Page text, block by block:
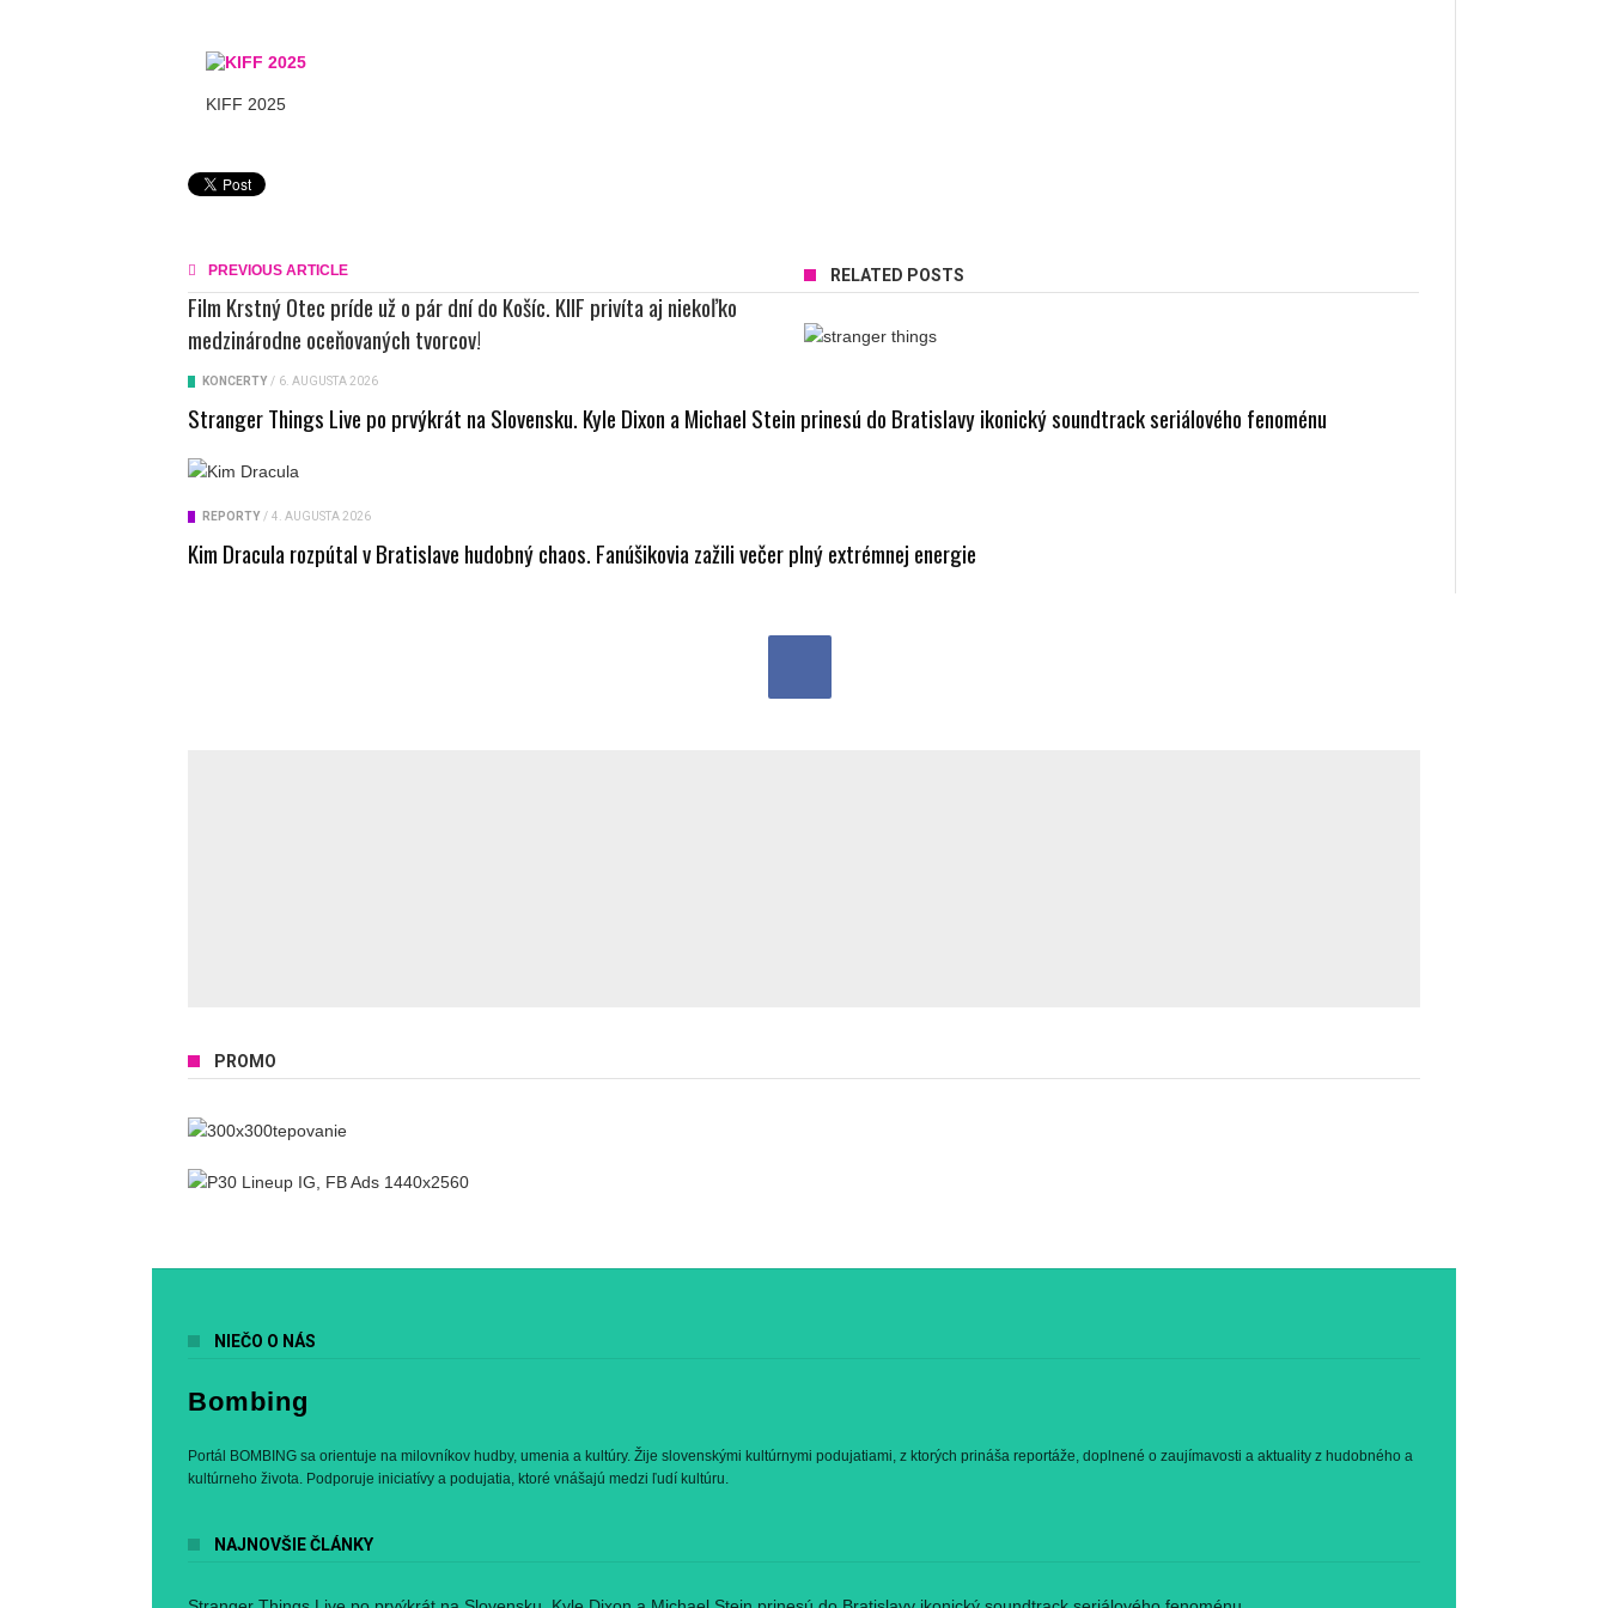
KIFF 2025
PREVIOUS ARTICLE
Film Krstný Otec príde už o pár dní do Košíc. KIIF privíta aj niekoľko
medzinárodne oceňovaných tvorcov!
RELATED POSTS
KONCERTY / 6. AUGUSTA 2026
Stranger Things Live po prvýkrát na Slovensku. Kyle Dixon a Michael Stein prinesú do Bratislavy ikonický soundtrack seriálového fenoménu
REPORTY / 4. AUGUSTA 2026
Kim Dracula rozpútal v Bratislave hudobný chaos. Fanúšikovia zažili večer plný extrémnej energie
PROMO
NIEČO O NÁS
Bombing
Portál BOMBING sa orientuje na milovníkov hudby, umenia a kultúry. Žije slovenskými kultúrnymi podujatiami, z ktorých prináša reportáže, doplnené o zaujímavosti a aktuality z hudobného a
kultúrneho života. Podporuje iniciatívy a podujatia, ktoré vnášajú medzi ľudí kultúru.
NAJNOVŠIE ČLÁNKY